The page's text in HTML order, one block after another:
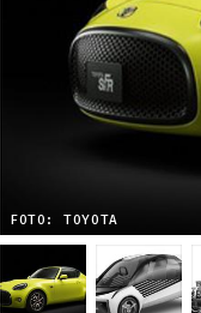
FOTO: TOYOTA